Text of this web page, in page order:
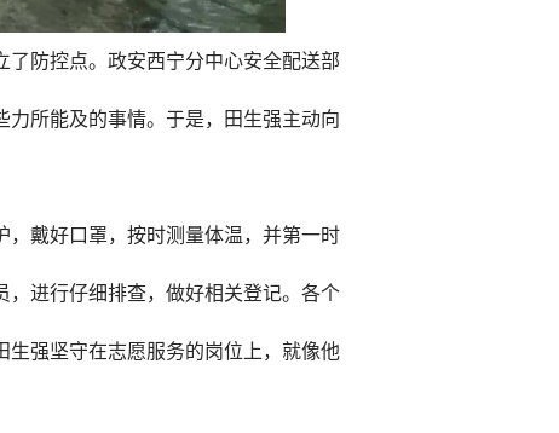
防控点。政安西宁分中心安全配送部
所能及的事情。于是，田生强主动向
，戴好口罩，按时测量体温，并第一时
，进行仔细排查，做好相关登记。各个
生强坚守在志愿服务的岗位上，就像他